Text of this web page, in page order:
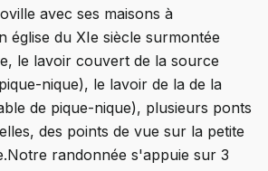
avec ses maisons à
église du XIe siècle surmontée
le lavoir couvert de la source
nique), le lavoir de la de la
de pique-nique), plusieurs ponts
des points de vue sur la petite
randonnée s'appuie sur 3